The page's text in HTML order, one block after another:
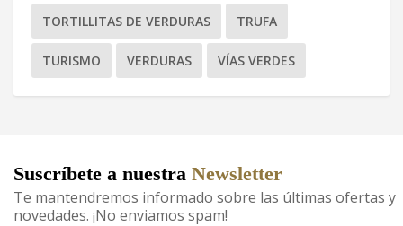
TORTILLITAS DE VERDURAS TRUFA
TURISMO VERDURAS VÍAS VERDES
Suscríbete a nuestra Newsletter
Te mantendremos informado sobre las últimas ofertas y
novedades. ¡No enviamos spam!